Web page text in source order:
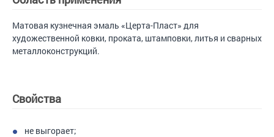
Матовая кузнечная эмаль «Церта-Пласт» для
художественной ковки, проката, штамповки, литья и сварных
металлоконструкций.
Свойства
не выгорает;